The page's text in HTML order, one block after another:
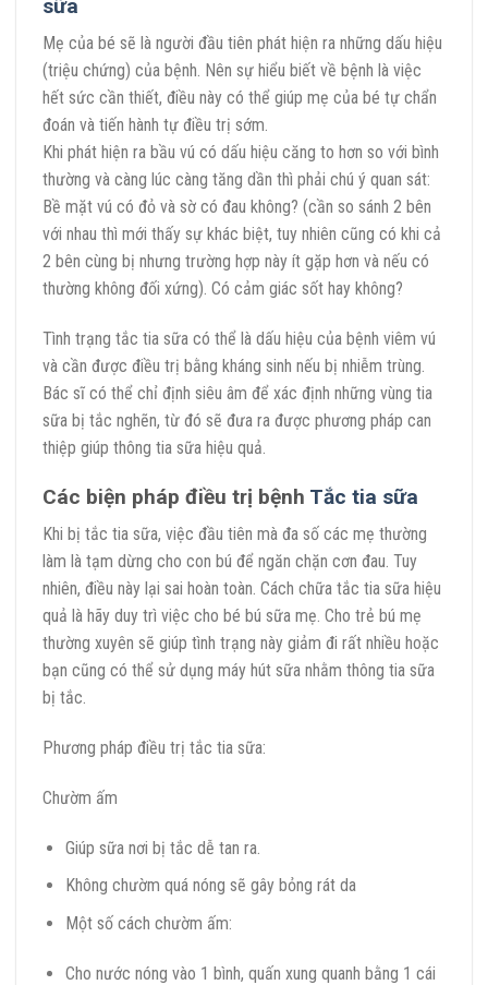
sữa
Mẹ của bé sẽ là người đầu tiên phát hiện ra những dấu hiệu
(triệu chứng) của bệnh. Nên sự hiểu biết về bệnh là việc
hết sức cần thiết, điều này có thể giúp mẹ của bé tự chẩn
đoán và tiến hành tự điều trị sớm.
Khi phát hiện ra bầu vú có dấu hiệu căng to hơn so với bình
thường và càng lúc càng tăng dần thì phải chú ý quan sát:
Bề mặt vú có đỏ và sờ có đau không? (cần so sánh 2 bên
với nhau thì mới thấy sự khác biệt, tuy nhiên cũng có khi cả
2 bên cùng bị nhưng trường hợp này ít gặp hơn và nếu có
thường không đối xứng). Có cảm giác sốt hay không?
Tình trạng tắc tia sữa có thể là dấu hiệu của bệnh viêm vú
và cần được điều trị bằng kháng sinh nếu bị nhiễm trùng.
Bác sĩ có thể chỉ định siêu âm để xác định những vùng tia
sữa bị tắc nghẽn, từ đó sẽ đưa ra được phương pháp can
thiệp giúp thông tia sữa hiệu quả.
Các biện pháp điều trị bệnh Tắc tia sữa
Khi bị tắc tia sữa, việc đầu tiên mà đa số các mẹ thường
làm là tạm dừng cho con bú để ngăn chặn cơn đau. Tuy
nhiên, điều này lại sai hoàn toàn. Cách chữa tắc tia sữa hiệu
quả là hãy duy trì việc cho bé bú sữa mẹ. Cho trẻ bú mẹ
thường xuyên sẽ giúp tình trạng này giảm đi rất nhiều hoặc
bạn cũng có thể sử dụng máy hút sữa nhằm thông tia sữa
bị tắc.
Phương pháp điều trị tắc tia sữa:
Chườm ấm
Giúp sữa nơi bị tắc dễ tan ra.
Không chườm quá nóng sẽ gây bỏng rát da
Một số cách chườm ấm:
Cho nước nóng vào 1 bình, quấn xung quanh bằng 1 cái